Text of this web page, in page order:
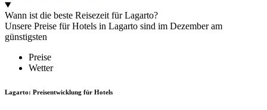
Wann ist die beste Reisezeit für Lagarto?
Unsere Preise für Hotels in Lagarto sind im Dezember am
günstigsten
Preise
Wetter
Lagarto: Preisentwicklung für Hotels